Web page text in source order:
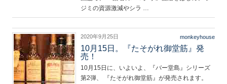
ジミの資源激減やシラ …
2020年9月25日 monkeyhouse
10月15日。『たそがれ御堂筋』発
売！
10月15日に、いよいよ、『バー堂島』シリーズ
第2弾、 『たそがれ御堂筋』が発売されます。